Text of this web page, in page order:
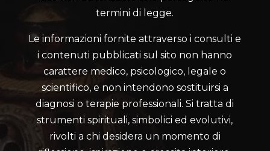
termini di legge.
Le informazioni fornite attraverso i consulti e
i contenuti pubblicati sul sito non hanno
carattere medico, psicologico, legale o
scientifico, e non intendono sostituirsi a
diagnosi o terapie professionali. Si tratta di
strumenti spirituali, simbolici ed evolutivi,
rivolti a chi desidera un momento di